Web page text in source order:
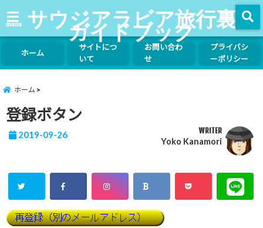
menu サウジアラビア旅行裏
ガイドブック
ホーム
サイトにつ
いて
お問い合わ
せ
プライバシ
ーポリシー
ホーム
登録ボタン
2019-09-26 WRITER
Yoko Kanamori